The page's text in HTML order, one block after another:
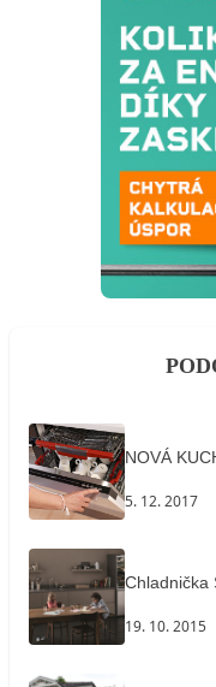
NOVÁ
5. 12. 2017
Chladnička
19. 10. 2015